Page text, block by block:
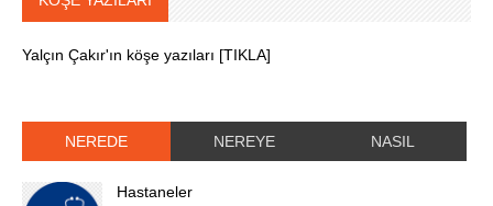
Yalçın Çakır'ın köşe yazıları [TIKLA]
NEREDE NEREYE NASIL
Hastaneler